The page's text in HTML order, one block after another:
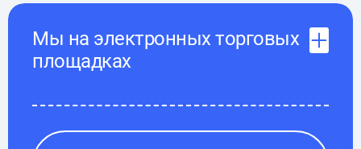
Мы на электронных торговых
площадках